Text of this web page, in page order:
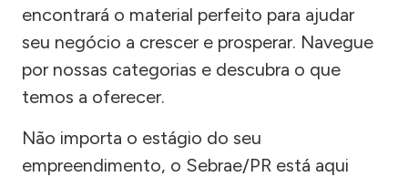
encontrará o material perfeito para ajudar
seu negócio a crescer e prosperar. Navegue
por nossas categorias e descubra o que
temos a oferecer.
Não importa o estágio do seu
empreendimento, o Sebrae/PR está aqui